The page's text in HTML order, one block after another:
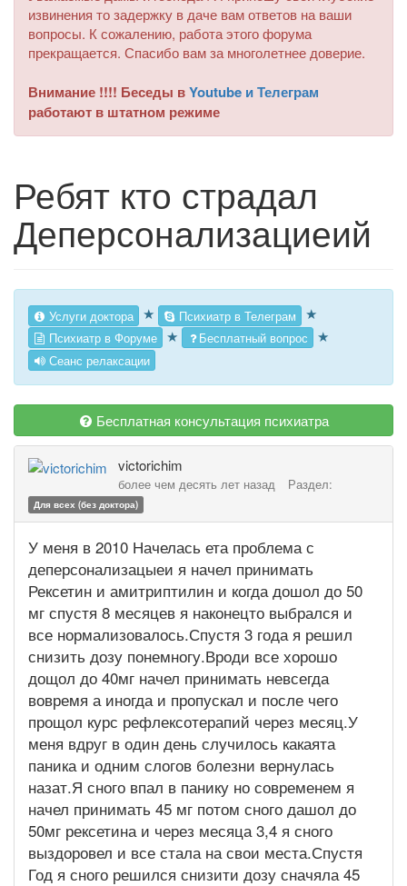
извинения то задержку в даче вам ответов на ваши
вопросы. К сожалению, работа этого форума
прекращается. Спасибо вам за многолетнее доверие.
Внимание !!!! Беседы вYoutube и Телеграм
работают в штатном режиме
Ребят кто страдал
Деперсонализациеий
Услуги доктора ★ Психиатр в Телеграм ★
Психиатр в Форуме ★ Бесплатный вопрос ★
Сеанс релаксации
Бесплатная консультация психиатра
victorichim
более чем десять лет назад Раздел:
Для всех (без доктора)
У меня в 2010 Начелась ета проблема с
деперсонализацыеи я начел принимать
Рексетин и амитриптилин и когда дошол до 50
мг спустя 8 месяцев я наконецто выбрался и
все нормализовалось.Спустя 3 года я решил
снизить дозу понемногу.Вроди все хорошо
дощол до 40мг начел принимать невсегда
вовремя а иногда и пропускал и после чего
прощол курс рефлексотерапий через месяц.У
меня вдруг в один день случилось какаята
паника и одним слогов болезни вернулась
назат.Я сного впал в панику но современем я
начел принимать 45 мг потом сного дашол до
50мг рексетина и через месяца 3,4 я сного
выздоровел и все стала на свои места.Спустя
Год я сного решился снизити дозу сначяла 45